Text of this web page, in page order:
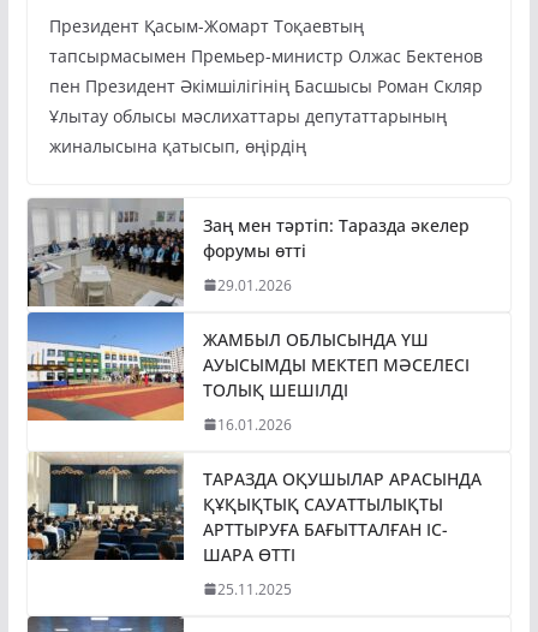
Президент Қасым-Жомарт Тоқаевтың
тапсырмасымен Премьер-министр Олжас Бектенов
пен Президент Әкімшілігінің Басшысы Роман Скляр
Ұлытау облысы мәслихаттары депутаттарының
жиналысына қатысып, өңірдің
Заң мен тәртіп: Таразда әкелер
форумы өтті
29.01.2026
ЖАМБЫЛ ОБЛЫСЫНДА ҮШ
АУЫСЫМДЫ МЕКТЕП МӘСЕЛЕСІ
ТОЛЫҚ ШЕШІЛДІ
16.01.2026
ТАРАЗДА ОҚУШЫЛАР АРАСЫНДА
ҚҰҚЫҚТЫҚ САУАТТЫЛЫҚТЫ
АРТТЫРУҒА БАҒЫТТАЛҒАН ІС-
ШАРА ӨТТІ
25.11.2025